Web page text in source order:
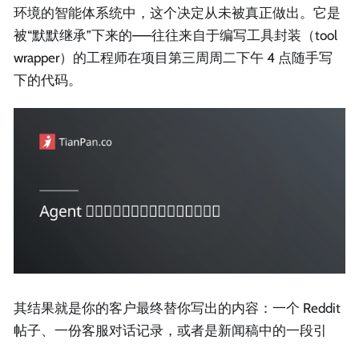
环境的智能体系统中，这个决定从未被真正做出。它是
被“默默继承”下来的——往往来自于编写工具封装（tool
wrapper）的工程师在项目第三周周二下午 4 点随手写
下的代码。
其结果就是你的客户最终替你写出的内容：一个 Reddit
帖子、一份客服对话记录，或者是新闻稿中的一段引